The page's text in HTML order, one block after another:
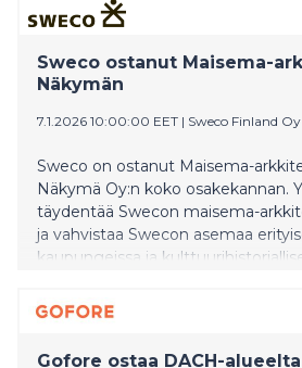
Sweco ostanut Maisema-
Näkymän
7.1.2026 10:00:00 EET | Sweco Finland Oy
Sweco on ostanut Maisema-
Näkymä Oy:n koko osakekannan.
täydentää Swecon maisema-
ja vahvistaa Swecon asemaa
kaupungeissa ja
Gofore ostaa DACH-alueelta